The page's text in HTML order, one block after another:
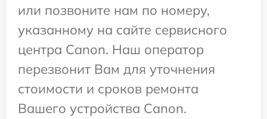
или позвоните нам по номеру,
указанному на сайте сервисного
центра Canon. Наш оператор
перезвонит Вам для уточнения
стоимости и сроков ремонта
Вашего устройства Canon.